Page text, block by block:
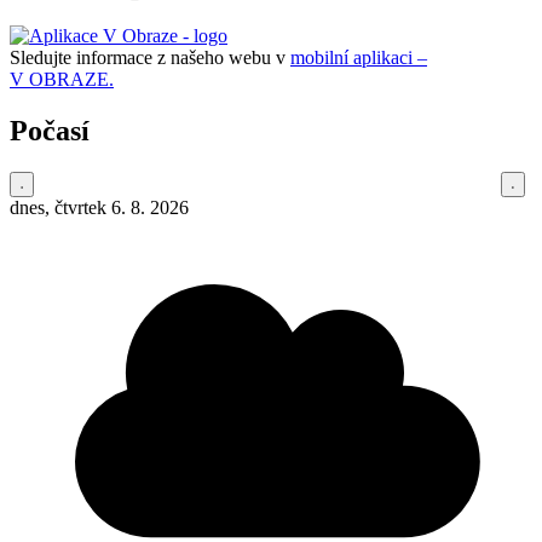
Sledujte informace z našeho webu v mobilní aplikaci –
V OBRAZE.
Počasí
dnes, čtvrtek 6. 8. 2026